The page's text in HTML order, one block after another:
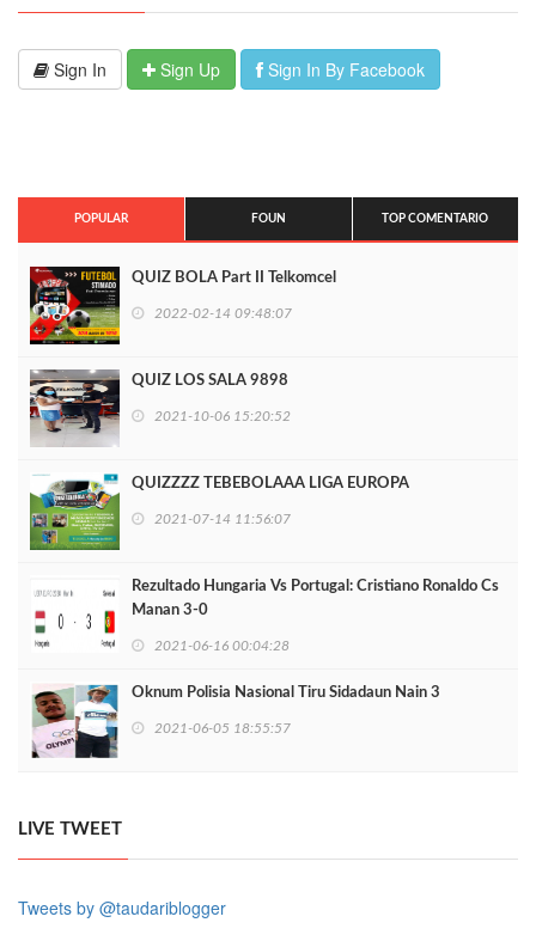
Sign In Sign Up Sign In By Facebook
POPULAR FOUN TOP COMENTARIO
QUIZ BOLA Part II Telkomcel
2022-02-14 09:48:07
QUIZ LOS SALA 9898
2021-10-06 15:20:52
QUIZZZZ TEBEBOLAAA LIGA EUROPA
2021-07-14 11:56:07
Rezultado Hungaria Vs Portugal: Cristiano Ronaldo Cs
Manan 3-0
2021-06-16 00:04:28
Oknum Polisia Nasional Tiru Sidadaun Nain 3
2021-06-05 18:55:57
LIVE TWEET
Tweets by @taudariblogger